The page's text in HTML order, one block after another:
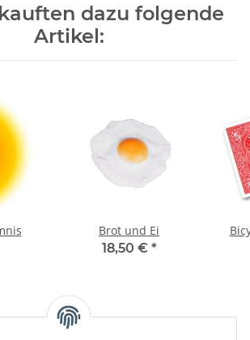
dazu folgende
Artikel:
Brot und Ei
18,50 € *